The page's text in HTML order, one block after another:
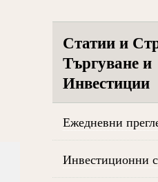
Статии и
Търгуване и
Инвестиции
Ежедневни
Инвестиционни